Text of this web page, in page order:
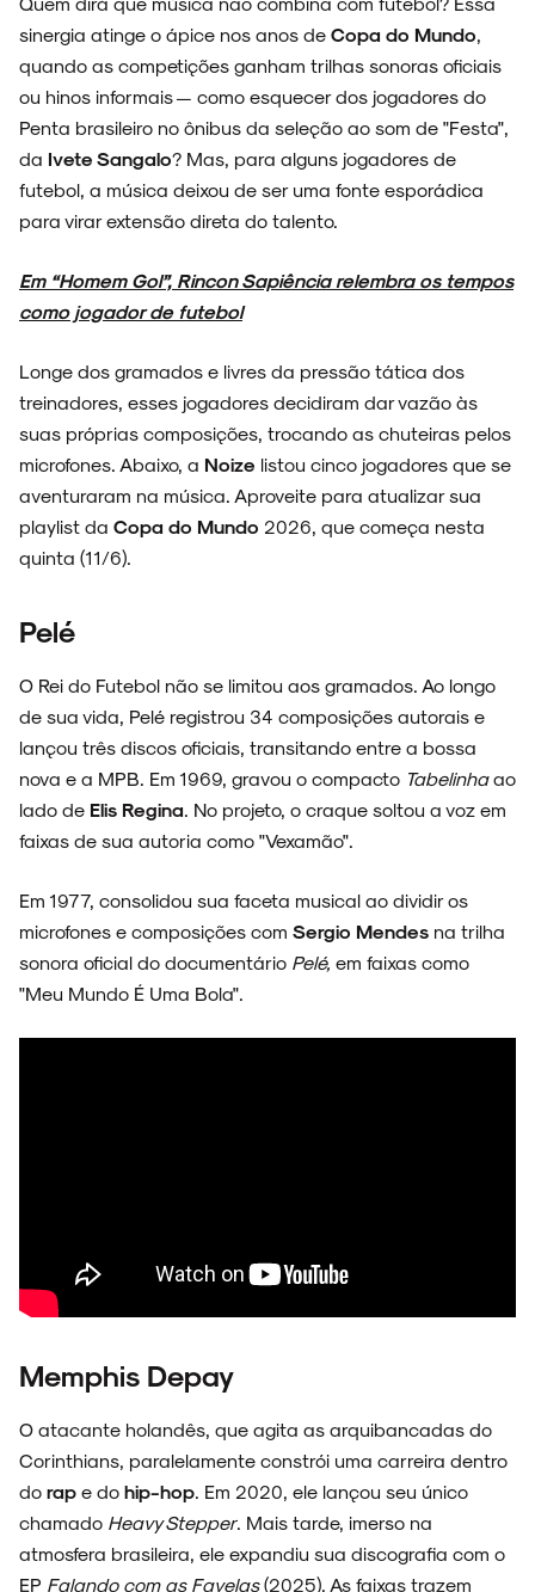
ARQUIVO
ESPECIAIS
NOVIDADES
sinergia atinge o ápice nos anos de Copa do Mundo,
quando as competições ganham trilhas sonoras oficiais
ou hinos informais — como esquecer dos jogadores do
Penta brasileiro no ônibus da seleção ao som de "Festa",
da Ivete Sangalo? Mas, para alguns jogadores de
futebol, a música deixou de ser uma fonte esporádica
para virar extensão direta do talento.
Em “Homem Gol”, Rincon Sapiência relembra os tempos
como jogador de futebol
Longe dos gramados e livres da pressão tática dos
treinadores, esses jogadores decidiram dar vazão às
suas próprias composições, trocando as chuteiras pelos
microfones. Abaixo, a Noize listou cinco jogadores que se
aventuraram na música. Aproveite para atualizar sua
playlist da Copa do Mundo 2026, que começa nesta
quinta (11/6).
Pelé
O Rei do Futebol não se limitou aos gramados. Ao longo
de sua vida, Pelé registrou 34 composições autorais e
lançou três discos oficiais, transitando entre a bossa
nova e a MPB. Em 1969, gravou o compacto Tabelinhaao
lado de Elis Regina. No projeto, o craque soltou a voz em
faixas de sua autoria como "Vexamão".
Em 1977, consolidou sua faceta musical ao dividir os
microfones e composições com Sergio Mendes na trilha
sonora oficial do documentário Pelé, em faixas como
"Meu Mundo É Uma Bola".
Memphis Depay
O atacante holandês, que agita as arquibancadas do
Corinthians, paralelamente constrói uma carreira dentro
do rap e do hip-hop. Em 2020, ele lançou seu único
chamado Heavy Stepper. Mais tarde, imerso na
atmosfera brasileira, ele expandiu sua discografia com o
EP Falando com as Favelas(2025). As faixas trazem